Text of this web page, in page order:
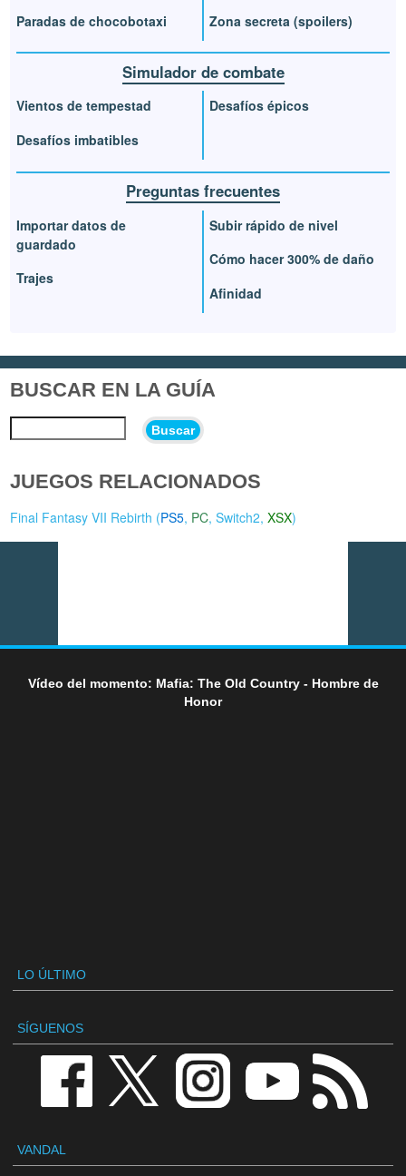
Paradas de chocobotaxi
Zona secreta (spoilers)
Simulador de combate
Vientos de tempestad
Desafíos imbatibles
Desafíos épicos
Preguntas frecuentes
Importar datos de
guardado
Trajes
Subir rápido de nivel
Cómo hacer 300% de daño
Afinidad
BUSCAR EN LA GUÍA
Buscar
JUEGOS RELACIONADOS
Final Fantasy VII Rebirth (PS5, PC,Switch2,XSX)
Vídeo del momento: Mafia: The Old Country - Hombre de
Honor
LO ÚLTIMO
SÍGUENOS
VANDAL